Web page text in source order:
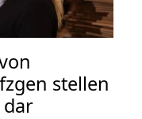
stellen